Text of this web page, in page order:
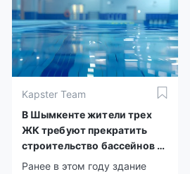
Kapster Team
В Шымкенте жители трех
ЖК требуют прекратить
строительство бассейнов в
подвалах своих зданий
Ранее в этом году здание